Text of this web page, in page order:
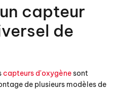
capteur
de
capteurs d'oxygènesont
de plusieurs modèles de